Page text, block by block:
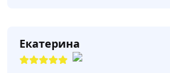
Екатерина